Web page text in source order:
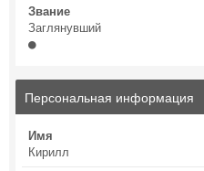
Звание
Заглянувший
Персональная информация
Имя
Кирилл